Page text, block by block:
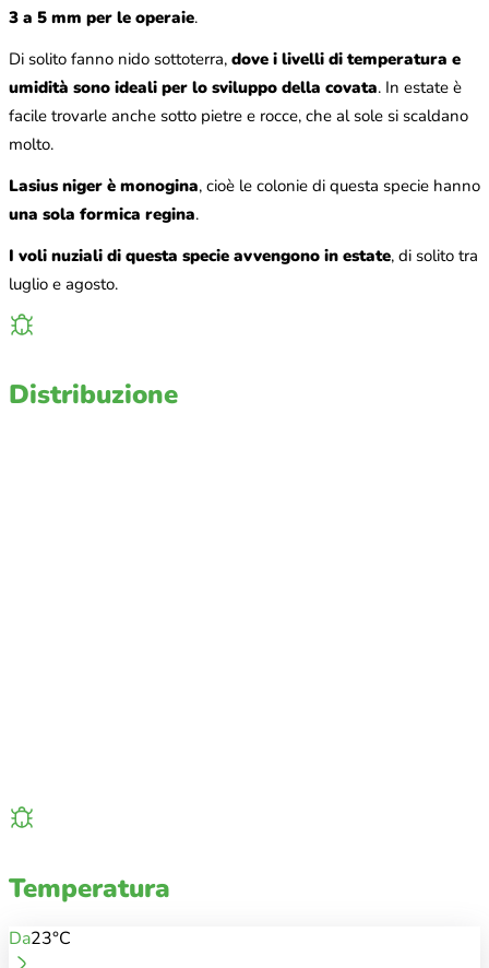
3 a 5 mm per le operaie.
Di solito fanno nido sottoterra, dove i livelli di temperatura e
umidità sono ideali per lo sviluppo della covata. In estate è
facile trovarle anche sotto pietre e rocce, che al sole si scaldano
molto.
Lasius niger è monogina, cioè le colonie di questa specie hanno
una sola formica regina.
I voli nuziali di questa specie avvengono in estate, di solito tra
luglio e agosto.
Distribuzione
Temperatura
Da23°C